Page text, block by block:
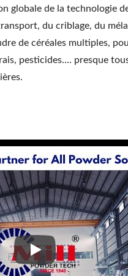
globale de la technologie
du criblage, du
de céréales multiples,
pesticides.... presque
À propos de Mill